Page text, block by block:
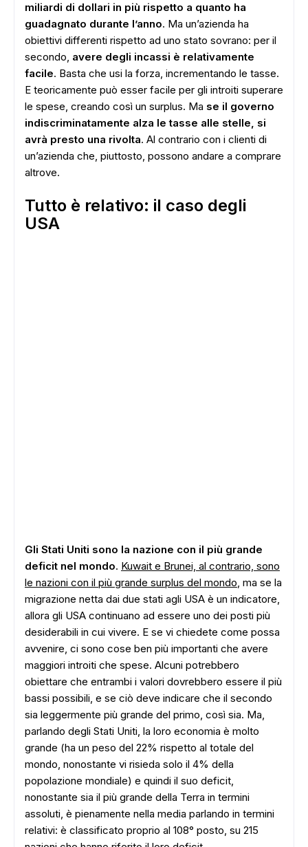
miliardi di dollari in più rispetto a quanto ha
guadagnato durante l’anno. Ma un’azienda ha
obiettivi differenti rispetto ad uno stato sovrano: per il
secondo, avere degli incassi è relativamente
facile. Basta che usi la forza, incrementando le tasse.
E teoricamente può esser facile per gli introiti superare
le spese, creando così un surplus. Ma se il governo
indiscriminatamente alza le tasse alle stelle, si
avrà presto una rivolta. Al contrario con i clienti di
un’azienda che, piuttosto, possono andare a comprare
altrove.
Tutto è relativo: il caso degli
USA
Gli Stati Uniti sono la nazione con il più grande
deficit nel mondo. Kuwait e Brunei, al contrario, sono
le nazioni con il più grande surplus del mondo, ma se la
migrazione netta dai due stati agli USA è un indicatore,
allora gli USA continuano ad essere uno dei posti più
desiderabili in cui vivere. E se vi chiedete come possa
avvenire, ci sono cose ben più importanti che avere
maggiori introiti che spese. Alcuni potrebbero
obiettare che entrambi i valori dovrebbero essere il più
bassi possibili, e se ciò deve indicare che il secondo
sia leggermente più grande del primo, così sia. Ma,
parlando degli Stati Uniti, la loro economia è molto
grande (ha un peso del 22% rispetto al totale del
mondo, nonostante vi risieda solo il 4% della
popolazione mondiale) e quindi il suo deficit,
nonostante sia il più grande della Terra in termini
assoluti, è pienamente nella media parlando in termini
relativi: è classificato proprio al 108° posto, su 215